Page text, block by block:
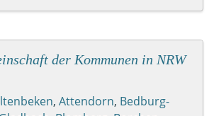
der Kommunen in NRW
, Attendorn, Bedburg-